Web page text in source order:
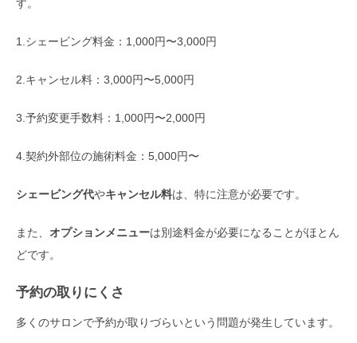
す。
1.シェービング料金：1,000円〜3,000円
2.キャンセル料：3,000円〜5,000円
3.予約変更手数料：1,000円〜2,000円
4.契約外部位の施術料金：5,000円〜
シェービング代やキャンセル料は、特に注意が必要です。
また、 オプションメニューは別途料金が必要になることがほとん
どです。
予約の取りにくさ
多くのサロンで予約が取りづらいという問題が発生しています。